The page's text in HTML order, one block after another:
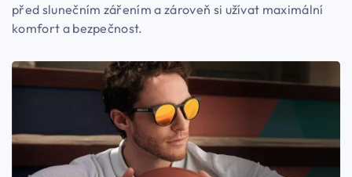
před slunečním zářením a zároveň si užívat maximální
komfort a bezpečnost.